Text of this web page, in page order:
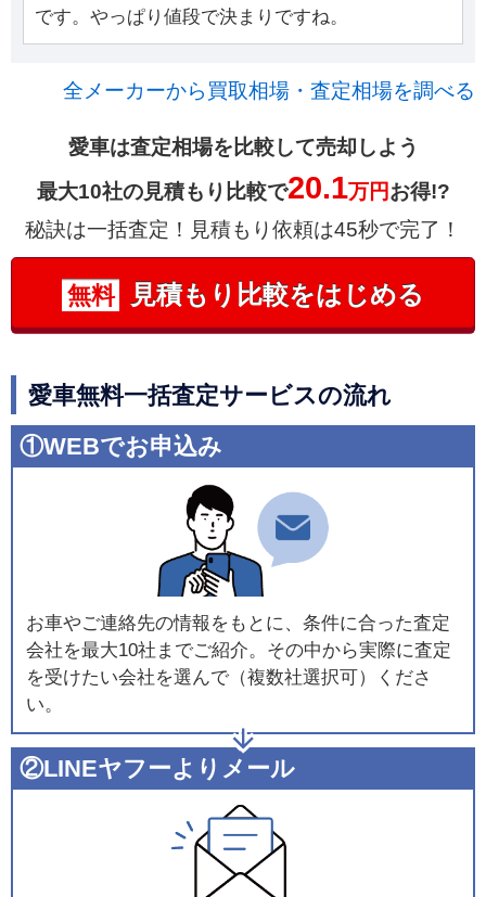
です。やっぱり値段で決まりですね。
全メーカーから買取相場・査定相場を調べる
愛車は査定相場を比較して売却しよう
最大10社の見積もり比較で20.1万円お得!?
秘訣は一括査定！見積もり依頼は45秒で完了！
無料 見積もり比較をはじめる
愛車無料一括査定サービスの流れ
①WEBでお申込み
お車やご連絡先の情報をもとに、条件に合った査定
会社を最大10社までご紹介。その中から実際に査定
を受けたい会社を選んで（複数社選択可）くださ
い。
②LINEヤフーよりメール